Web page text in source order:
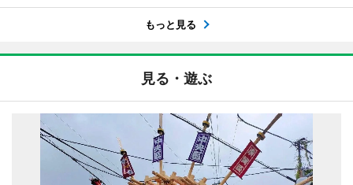
もっと見る
見る・遊ぶ